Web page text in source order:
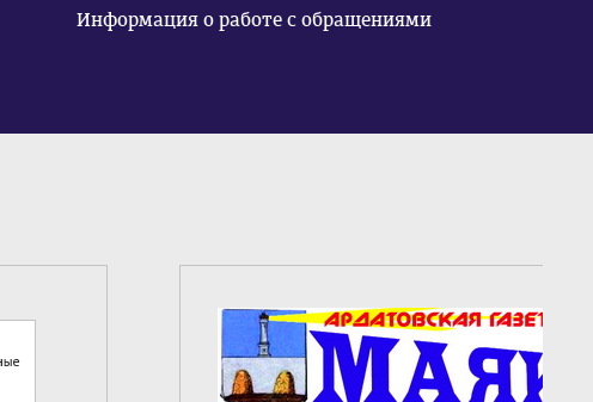
Информация о работе с обращениями